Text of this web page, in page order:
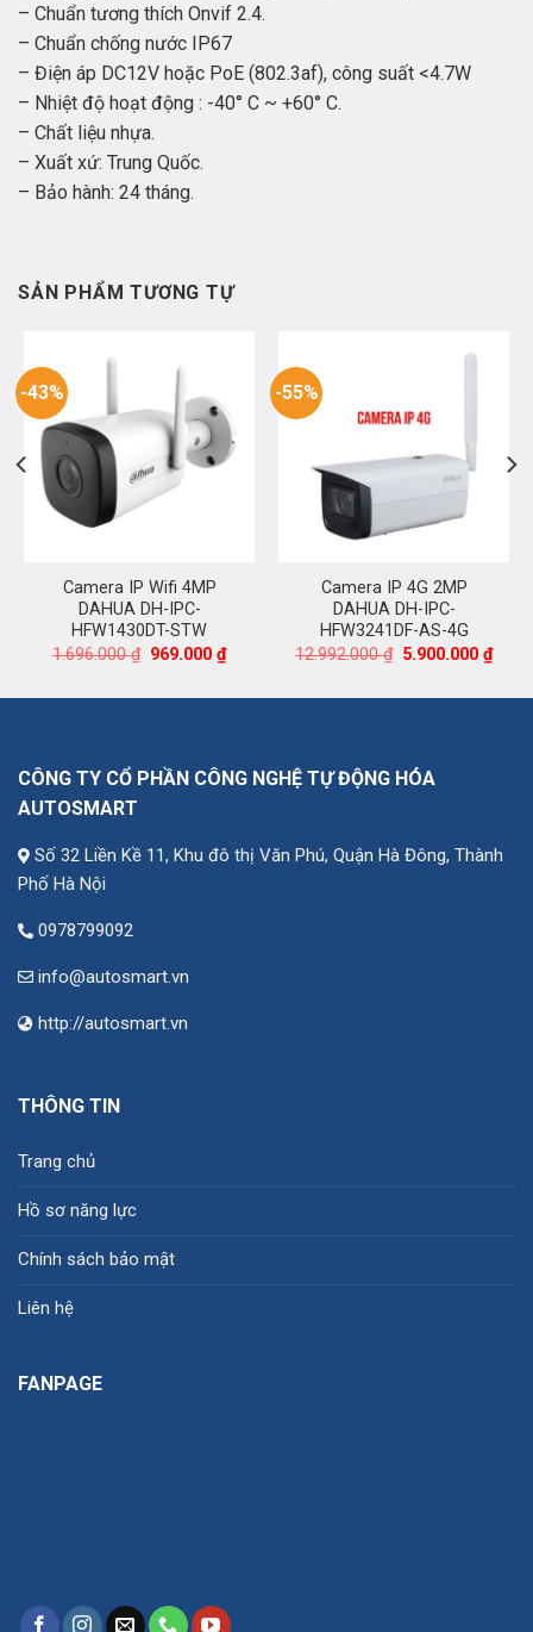
– Chuẩn tương thích Onvif 2.4.
– Chuẩn chống nước IP67
– Điện áp DC12V hoặc PoE (802.3af), công suất <4.7W
– Nhiệt độ hoạt động : -40° C ~ +60° C.
– Chất liệu nhựa.
– Xuất xứ: Trung Quốc.
– Bảo hành: 24 tháng.
SẢN PHẨM TƯƠNG TỰ
-43%
Camera IP Wifi 4MP
DAHUA DH-IPC-
HFW1430DT-STW
1.696.000₫ Giá
1.696.000 ₫.
969.000₫Giá
hiện
là:
-55%
Camera IP 4G 2MP
DAHUA DH-IPC-
HFW3241DF-AS-4G
12.992.000₫ Giá
12.992.000 ₫.
5.900.000₫Giá
hiện
là:
CÔNG TY CỔ PHẦN CÔNG NGHỆ TỰ ĐỘNG HÓA
AUTOSMART
Số 32 Liền Kề 11, Khu đô thị Văn Phú, Quận Hà Đông, Thành
Phố Hà Nội
0978799092
info@autosmart.vn
http://autosmart.vn
THÔNG TIN
Trang chủ
Hồ sơ năng lực
Chính sách bảo mật
Liên hệ
FANPAGE